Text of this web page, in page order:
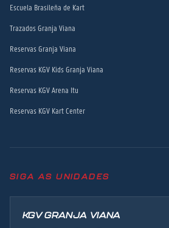
Escuela Brasileña de Kart
Trazados Granja Viana
Reservas Granja Viana
Reservas KGV Kids Granja Viana
Reservas KGV Arena Itu
Reservas KGV Kart Center
SIGA AS UNIDADES
KGV GRANJA VIANA